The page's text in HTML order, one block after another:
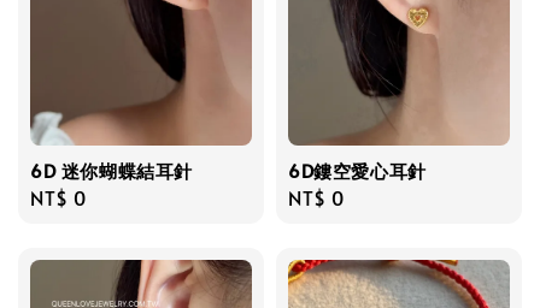
6D 迷你蝴蝶結耳針
Regular
NT$ 0
6D鏤空愛心耳針
Regular
NT$ 0